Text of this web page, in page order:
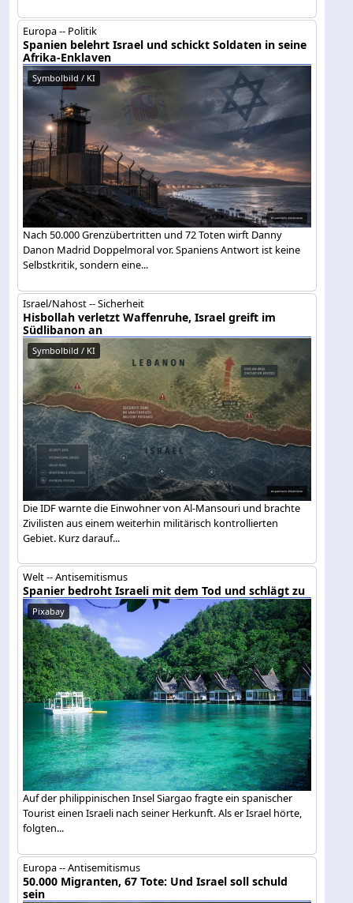
Europa -- Politik
Spanien belehrt Israel und schickt Soldaten in seine
Afrika-Enklaven
Symbolbild / KI
Nach 50.000 Grenzübertritten und 72 Toten wirft Danny
Danon Madrid Doppelmoral vor. Spaniens Antwort ist keine
Selbstkritik, sondern eine...
Israel/Nahost -- Sicherheit
Hisbollah verletzt Waffenruhe, Israel greift im
Südlibanon an
Symbolbild / KI
Die IDF warnte die Einwohner von Al-Mansouri und brachte
Zivilisten aus einem weiterhin militärisch kontrollierten
Gebiet. Kurz darauf...
Welt -- Antisemitismus
Spanier bedroht Israeli mit dem Tod und schlägt zu
Pixabay
Auf der philippinischen Insel Siargao fragte ein spanischer
Tourist einen Israeli nach seiner Herkunft. Als er Israel hörte,
folgten...
Europa -- Antisemitismus
50.000 Migranten, 67 Tote: Und Israel soll schuld
sein